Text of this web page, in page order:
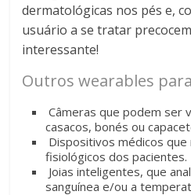
dermatológicas nos pés e,
usuário a se tratar
interessante!
Outros wearables
Câmeras que podem ser
casacos, bonés ou
Dispositivos médicos
fisiológicos dos pacientes.
Joias inteligentes, que
sanguínea e/ou a